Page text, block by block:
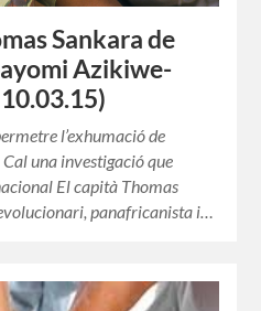
Sankara de
Azikiwe-
l’exhumació de
una investigació que
El capità Thomas
panafricanista i…